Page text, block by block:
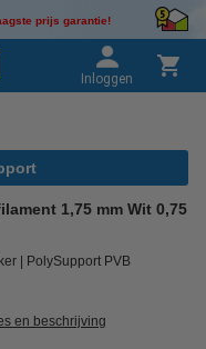
prijs garantie!
Inloggen
1,75 mm Wit 0,75
PolySupport PVB
en beschrijving